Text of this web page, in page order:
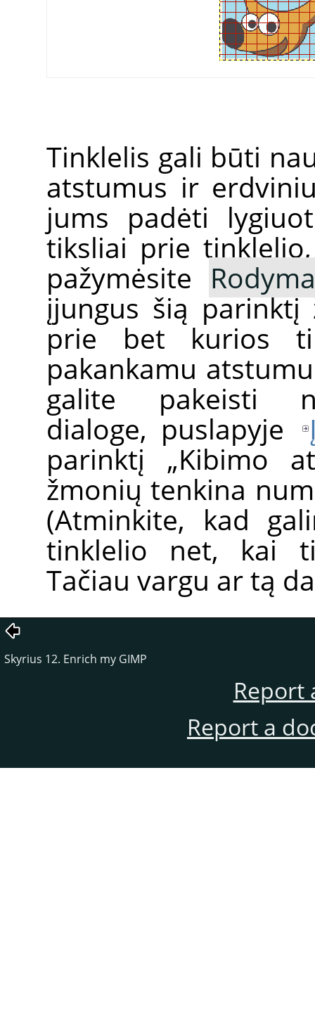
Tinklelis gali būti
atstumus ir
jums padėti
tiksliai prie
pažymėsite
įjungus šią parinktį
prie bet kurios
pakankamu
galite pakeisti
dialoge, puslapyje
parinktį „Kibimo
žmonių tenkina
(Atminkite, kad
tinklelio net, kai
Tačiau vargu ar tą
Skyrius 12. Enrich my GIMP
Report
Report a